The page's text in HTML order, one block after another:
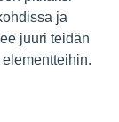
ja
juuri teidän